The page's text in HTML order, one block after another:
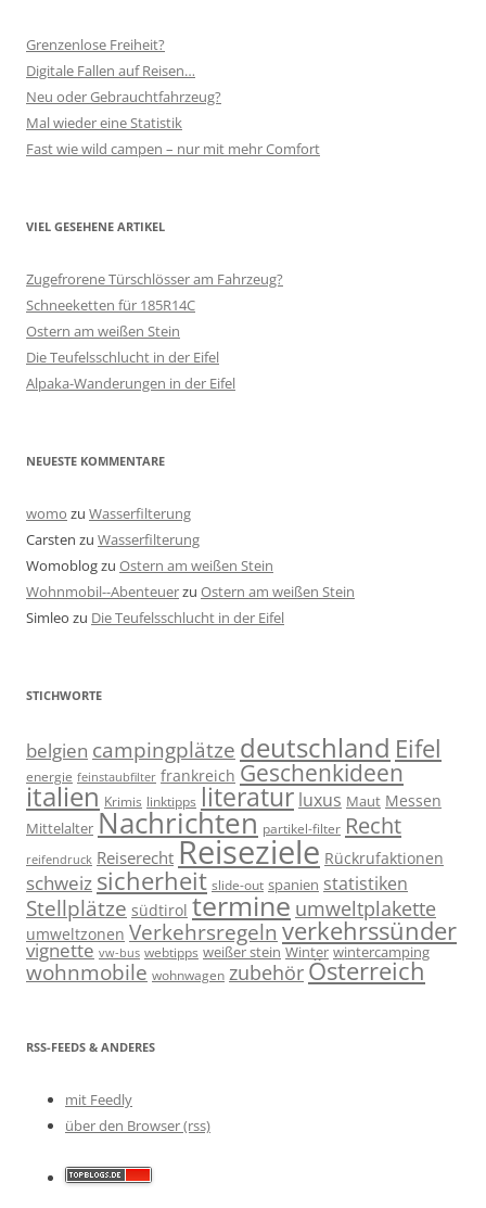
Grenzenlose Freiheit?
Digitale Fallen auf Reisen…
Neu oder Gebrauchtfahrzeug?
Mal wieder eine Statistik
Fast wie wild campen – nur mit mehr Comfort
VIEL GESEHENE ARTIKEL
Zugefrorene Türschlösser am Fahrzeug?
Schneeketten für 185R14C
Ostern am weißen Stein
Die Teufelsschlucht in der Eifel
Alpaka-Wanderungen in der Eifel
NEUESTE KOMMENTARE
womo zu Wasserfilterung
Carsten zu Wasserfilterung
Womoblogzu Ostern am weißen Stein
Wohnmobil--Abenteuerzu Ostern am weißen Stein
Simleo zu Die Teufelsschlucht in der Eifel
STICHWORTE
belgien campingplätze deutschland Eifel
energie feinstaubfilter frankreich Geschenkideen
italien Krimis linktipps literatur luxus Maut Messen
Mittelalter Nachrichten partikel-filter Recht
reifendruck Reiserecht Reiseziele Rückrufaktionen
schweiz sicherheit slide-out spanien statistiken
Stellplätze südtirol termine umweltplakette
umweltzonen Verkehrsregeln verkehrssünder
vignette vw-bus webtipps weißer stein Winter wintercamping
wohnmobile wohnwagen zubehör Österreich
RSS-FEEDS & ANDERES
mit Feedly
über den Browser (rss)